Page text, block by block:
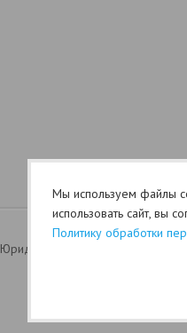
Юридический раздел (оферта)
Мы используем файлы
использовать сайт, вы
Политику обработки